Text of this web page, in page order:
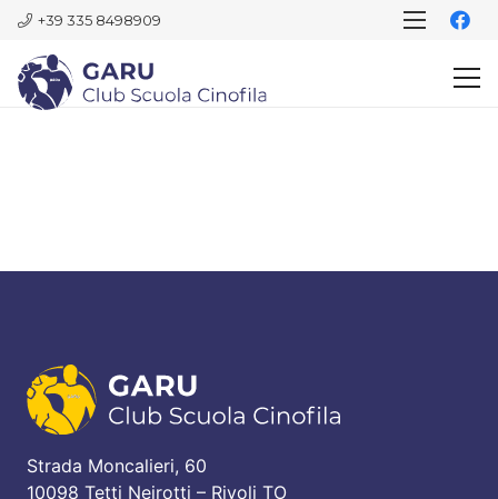
+39 335 8498909
Strada Moncalieri, 60
10098 Tetti Neirotti – Rivoli TO